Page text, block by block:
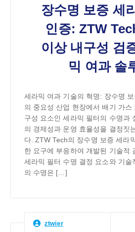
장수명 보증 세
인증: ZTW
이상 내구성 검
믹 여과 솔
세라믹 여과 기술의 혁명: 장수명
의 중요성 산업 현장에서 배기 가스
구성 요소인 세라믹 필터의 수명과
의 경제성과 운영 효율성을 결정짓
다. ZTW Tech의 장수명 보증 세라
한 요구에 부응하여 개발된 기술적
세라믹 필터 수명 결정 요소와 기술
의 수명은 […]
ztwier